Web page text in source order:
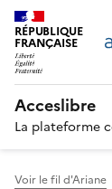
RÉPUBLIQUE
FRANÇAISE
Acceslibre
La plateforme
Voir le fil d'Ariane